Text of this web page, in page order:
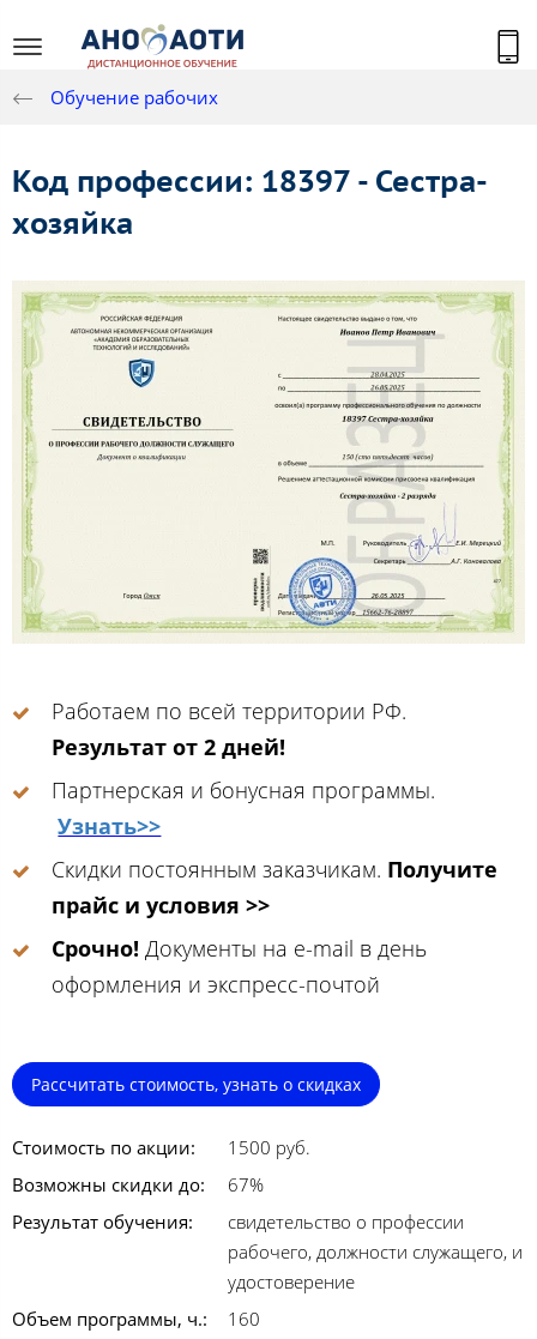
Обучение рабочих
Код профессии: 18397 - Сестра-
хозяйка
Работаем по всей территории РФ.
Результат от 2 дней!
Партнерская и бонусная программы.
Узнать>>
Скидки постоянным заказчикам. Получите
прайс и условия >>
Срочно! Документы на e-mail в день
оформления и экспресс-почтой
Рассчитать стоимость, узнать о скидках
Стоимость по акции:
1500 руб.
Возможны скидки до:
67%
Результат обучения:
свидетельство о профессии
рабочего, должности служащего, и
удостоверение
Объем программы, ч.:
160